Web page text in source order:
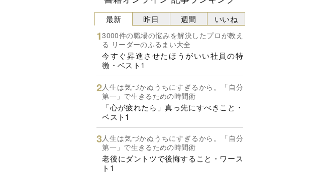
最新
3000件の職場の悩みを解決したプロが教え
る リーダーのふるまい大全
今すぐ昇進させたほうがいい社員の特
徴・ベスト1
人生は気づかぬうちにすぎるから。「自分
第一」で生きるための時間術
「心が疲れたら」真っ先にすべきこと・
ベスト1
人生は気づかぬうちにすぎるから。「自分
第一」で生きるための時間術
老後にダントツで後悔すること・ワース
ト1
昨日 週間 いいね